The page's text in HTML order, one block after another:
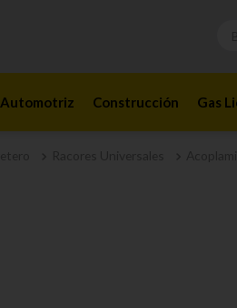
Automotriz Construcción Gas